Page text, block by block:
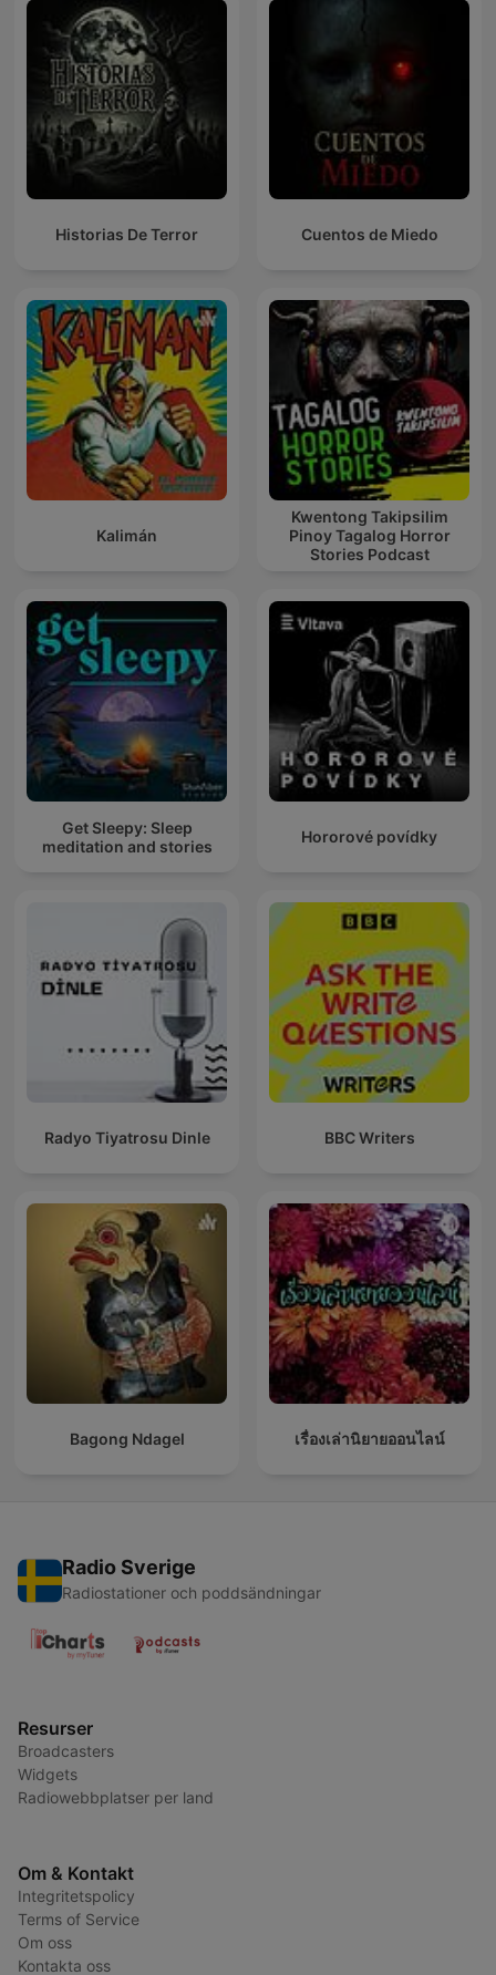
Historias De Terror Cuentos de Miedo
Kalimán
Kwentong Takipsilim
Pinoy Tagalog Horror
Stories Podcast
Get Sleepy: Sleep
meditation and stories
Hororové povídky
Radyo Tiyatrosu Dinle BBC Writers
Bagong Ndagel เรื่องเล่านิยายออนไลน์
Radio Sverige
Radiostationer och poddsändningar
Resurser
Broadcasters
Widgets
Radiowebbplatser per land
Om & Kontakt
Integritetspolicy
Terms of Service
Om oss
Kontakta oss